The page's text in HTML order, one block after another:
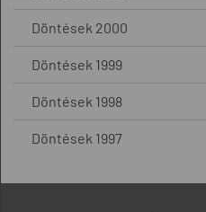
Döntések 2000
Döntések 1999
Döntések 1998
Döntések 1997